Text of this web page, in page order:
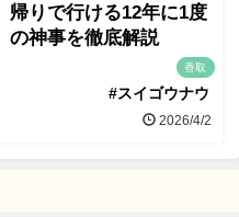
帰りで行ける12年に1度
の神事を徹底解説
香取
#スイゴウナウ
2026/4/2